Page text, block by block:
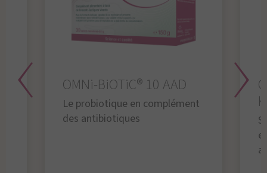
OMNi-BiOTiC® 10 AAD
Le probiotique en complément
des antibiotiques